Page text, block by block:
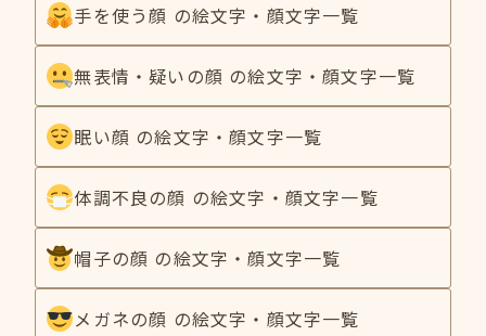
手を使う顔 の絵文字・顔文字一覧
無表情・疑いの顔 の絵文字・顔文字一覧
眠い顔 の絵文字・顔文字一覧
体調不良の顔 の絵文字・顔文字一覧
帽子の顔 の絵文字・顔文字一覧
メガネの顔 の絵文字・顔文字一覧